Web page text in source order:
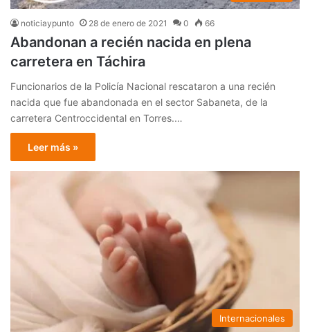
noticiaypunto 28 de enero de 2021 0 66
Abandonan a recién nacida en plena
carretera en Táchira
Funcionarios de la Policía Nacional rescataron a una recién
nacida que fue abandonada en el sector Sabaneta, de la
carretera Centroccidental en Torres.…
Leer más »
Internacionales